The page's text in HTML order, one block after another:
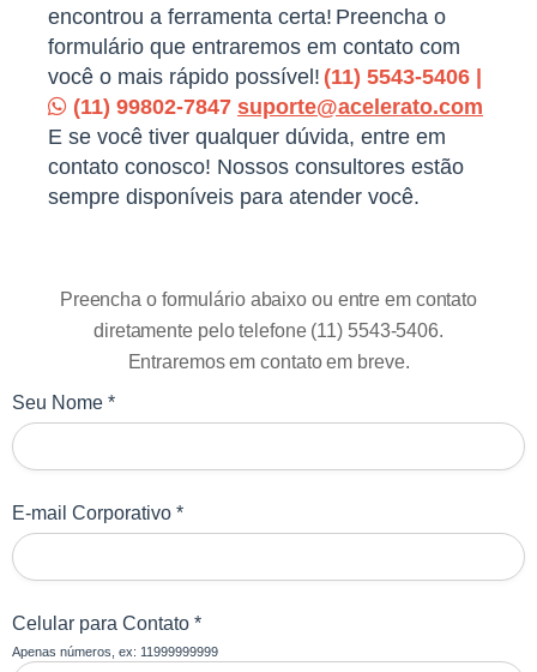
encontrou a ferramenta certa! Preencha o
formulário que entraremos em contato com
você o mais rápido possível! (11) 5543-5406 |
(11) 99802-7847 suporte@acelerato.com
E se você tiver qualquer dúvida, entre em
contato conosco! Nossos consultores estão
sempre disponíveis para atender você.
Preencha o formulário abaixo ou entre em contato
diretamente pelo telefone (11) 5543-5406.
Entraremos em contato em breve.
Seu Nome *
E-mail Corporativo *
Celular para Contato *
Apenas números, ex: 11999999999